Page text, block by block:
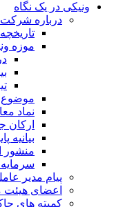
ونیکی در یک نگاه
درباره شرکت
موزه
موضوع
نماد
ارکان
بیانیه
منشور
پیام مدیر
اعضای هیئت
کمیته های